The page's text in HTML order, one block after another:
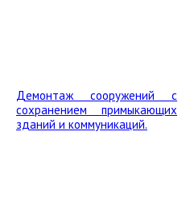
Демонтаж сооружений с
сохранением примыкающих
зданий и коммуникаций.